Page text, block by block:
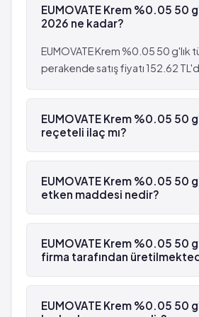
EUMOVATE Krem %0.05 50
2026 ne kadar?
EUMOVATE Krem %0.05 50 g'lık
perakende satış fiyatı 152.62
EUMOVATE Krem %0.05 50
reçeteli ilaç mı?
Evet, EUMOVATE Krem %0.05
reçetelidir.
EUMOVATE Krem %0.05 50
etken maddesi nedir?
EUMOVATE Krem %0.05 50 g'lık
maddesi Klobetazon 'dür.
EUMOVATE Krem %0.05 50
firma tarafından
EUMOVATE Krem %0.05 50 g'lık
GlaxoSmithKline tarafından
EUMOVATE Krem %0.05 50